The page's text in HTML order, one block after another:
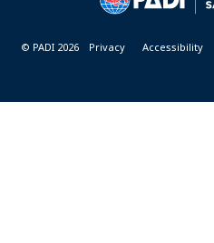
© PADI 2026 Privacy Accessibility